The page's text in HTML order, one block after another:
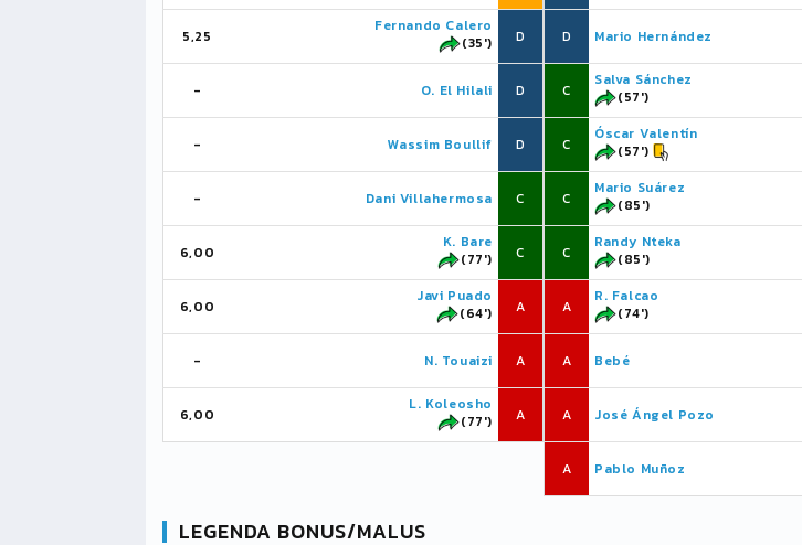
5,25
Fernando Calero
(35')
D
- O. El Hilali D
- Wassim Boullif D
- Dani Villahermosa C
6,00
K. Bare
(77')
C
6,00
Javi Puado
(64')
A
- N. Touaizi A
6,00
L. Koleosho
(77')
A
D Mario Hernández
C
Salva Sánchez
(57')
C
Óscar Valentín
(57')
C
Mario Suárez
(85')
C
Randy Nteka
(85')
A
R. Falcao
(74')
A Bebé
A José Ángel Pozo
A Pablo Muñoz
LEGENDA BONUS/MALUS